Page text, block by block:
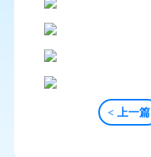
< 上一篇